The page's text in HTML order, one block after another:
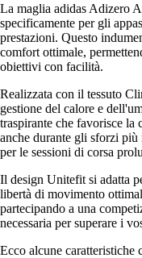
La maglia adidas Adizero
specificamente per gli
prestazioni. Questo
comfort ottimale,
obiettivi con facilità.
Realizzata con il tessuto
gestione del calore e
traspirante che favorisce la
anche durante gli sforzi
per le sessioni di corsa
Il design Unitefit si adatta
libertà di movimento
partecipando a una
necessaria per superare i
Ecco alcune caratteristiche